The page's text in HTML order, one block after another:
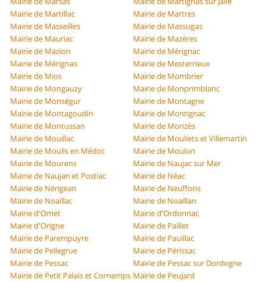
Mairie de Martillac
Mairie de Martres
Mairie de Masseilles
Mairie de Massugas
Mairie de Mauriac
Mairie de Mazères
Mairie de Mazion
Mairie de Mérignac
Mairie de Mérignas
Mairie de Mesterrieux
Mairie de Mios
Mairie de Mombrier
Mairie de Mongauzy
Mairie de Monprimblanc
Mairie de Monségur
Mairie de Montagne
Mairie de Montagoudin
Mairie de Montignac
Mairie de Montussan
Mairie de Morizès
Mairie de Mouillac
Mairie de Mouliets et Villemartin
Mairie de Moulis en Médoc
Mairie de Moulon
Mairie de Mourens
Mairie de Naujac sur Mer
Mairie de Naujan et Postiac
Mairie de Néac
Mairie de Nérigean
Mairie de Neuffons
Mairie de Noaillac
Mairie de Noaillan
Mairie d'Omet
Mairie d'Ordonnac
Mairie d'Origne
Mairie de Paillet
Mairie de Parempuyre
Mairie de Pauillac
Mairie de Pellegrue
Mairie de Périssac
Mairie de Pessac
Mairie de Pessac sur Dordogne
Mairie de Petit Palais et Cornemps Mairie de Peujard